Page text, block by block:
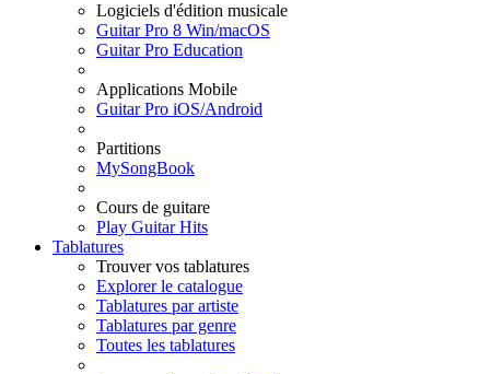
Logiciels d'édition musicale
Guitar Pro 8 Win/macOS
Guitar Pro Education
Applications Mobile
Guitar Pro iOS/Android
Partitions
MySongBook
Cours de guitare
Play Guitar Hits
Tablatures
Trouver vos tablatures
Explorer le catalogue
Tablatures par artiste
Tablatures par genre
Toutes les tablatures